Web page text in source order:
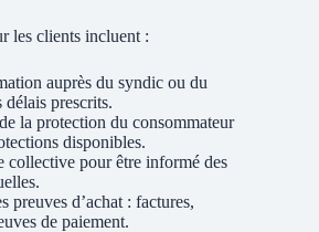
les clients incluent :
auprès du syndic ou du
prescrits.
la protection du consommateur
disponibles.
collective pour être informé des
preuves d’achat : factures,
de paiement.